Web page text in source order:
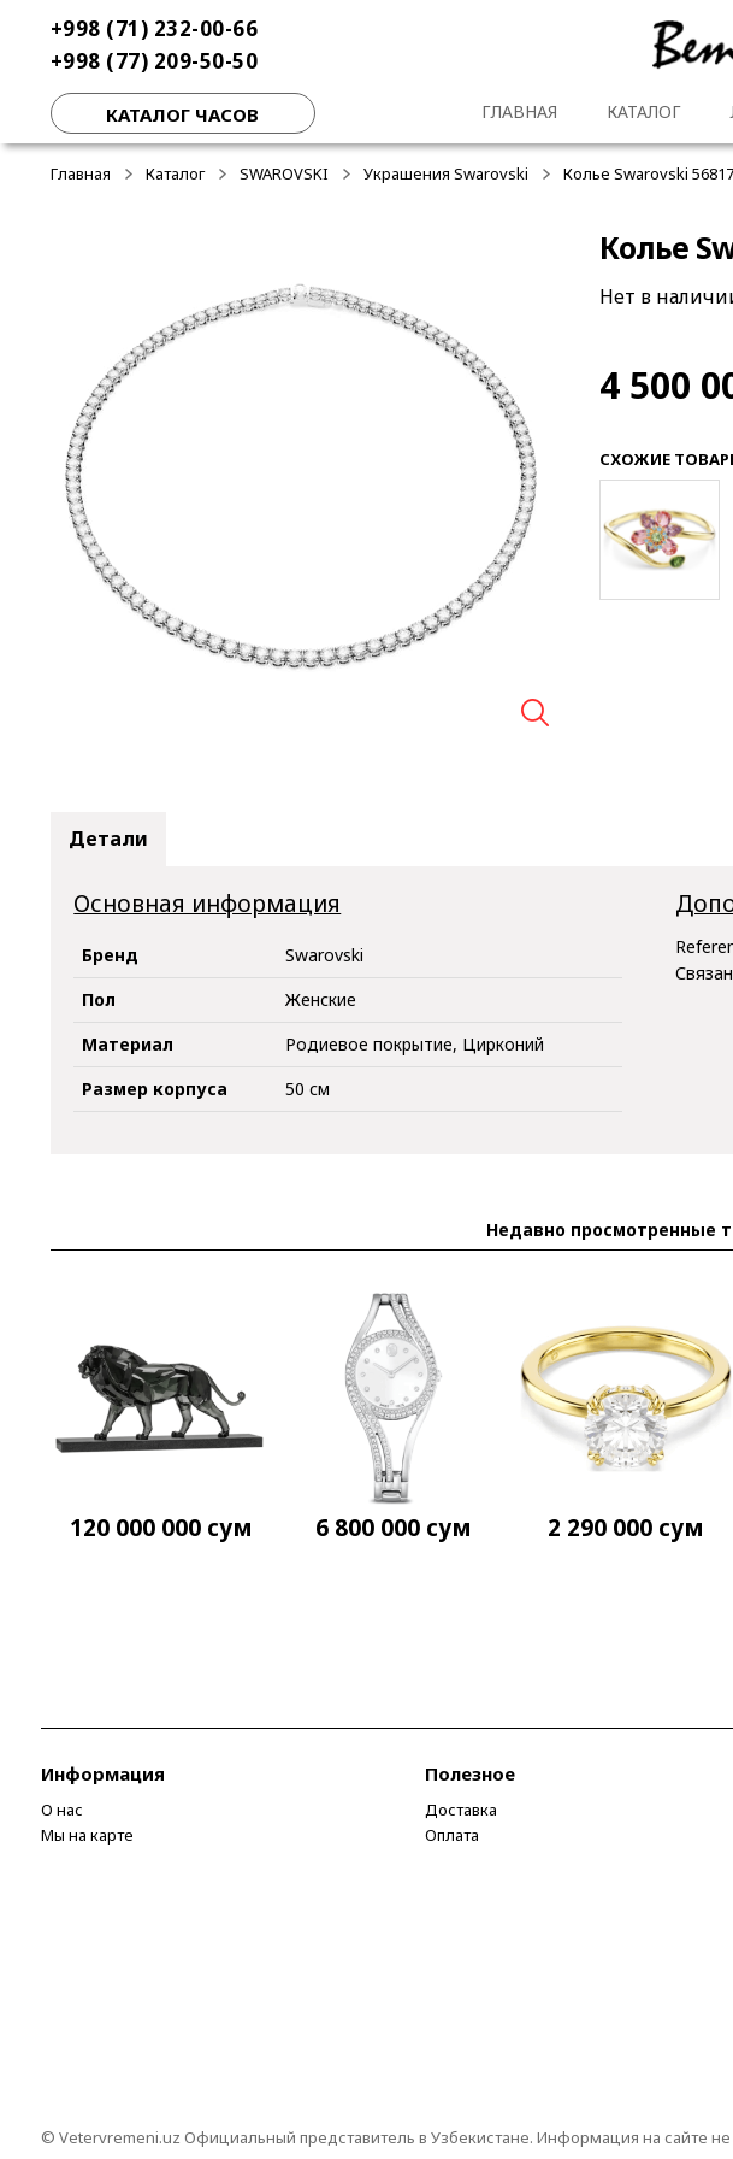
навигации
содержимому
+998 (71) 232-00-66
+998 (77) 209-50-50
КАТАЛОГ ЧАСОВ ГЛАВНАЯ КАТАЛОГ
Главная Каталог SWAROVSKI Украшения Swarovski Колье Swarovski
Колье
Нет в
4 500
СХОЖИЕ
Детали
Основная информация
Бренд
Swarovski
Пол
Женские
Материал
Родиевое покрытие, Цирконий
Размер корпуса
50 см
Недавно просмотренные
120 000 000 сум 6 800 000 сум 2 290 000 сум
Информация
О нас
Мы на карте
Полезное
Доставка
Оплата
© Vetervremeni.uz Официальный представитель в Узбекистане. Информация на сайте